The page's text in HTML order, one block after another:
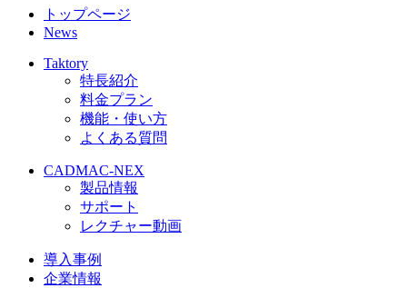
トップページ
News
Taktory
特長紹介
料金プラン
機能・使い方
よくある質問
CADMAC-NEX
製品情報
サポート
レクチャー動画
導入事例
企業情報